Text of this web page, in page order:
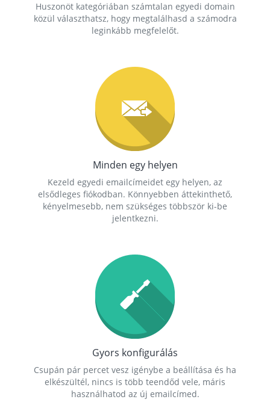
Huszonöt kategóriában számtalan egyedi domain
közül választhatsz, hogy megtalálhasd a számodra
leginkább megfelelőt.
Minden egy helyen
Kezeld egyedi emailcímeidet egy helyen, az
elsődleges fiókodban. Könnyebben áttekinthető,
kényelmesebb, nem szükséges többször ki-be
jelentkezni.
Gyors konfigurálás
Csupán pár percet vesz igénybe a beállítása és ha
elkészültél, nincs is több teendőd vele, máris
használhatod az új emailcímed.